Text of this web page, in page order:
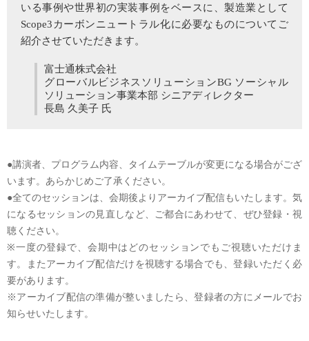
いる事例や世界初の実装事例をベースに、製造業として
Scope3カーボンニュートラル化に必要なものについてご
紹介させていただきます。
富士通株式会社
グローバルビジネスソリューションBG ソーシャル
ソリューション事業本部 シニアディレクター
長島 久美子 氏
●講演者、プログラム内容、タイムテーブルが変更になる場合がござ
います。あらかじめご了承ください。
●全てのセッションは、会期後よりアーカイブ配信もいたします。気
になるセッションの見直しなど、ご都合にあわせて、ぜひ登録・視
聴ください。
※一度の登録で、会期中はどのセッションでもご視聴いただけま
す。またアーカイブ配信だけを視聴する場合でも、登録いただく必
要があります。
※アーカイブ配信の準備が整いましたら、登録者の方にメールでお
知らせいたします。